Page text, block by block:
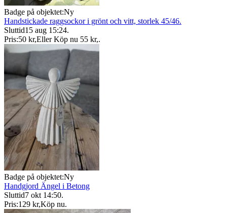
Badge på objektet:Ny
Handstickade raggsockor i grönt och vitt, storlek 45/46.
Sluttid15 aug 15:24.
Pris:50 kr,Eller Köp nu 55 kr,.
Badge på objektet:Ny
Handgjord Ängel i Betong
Sluttid7 okt 14:50.
Pris:129 kr,Köp nu.